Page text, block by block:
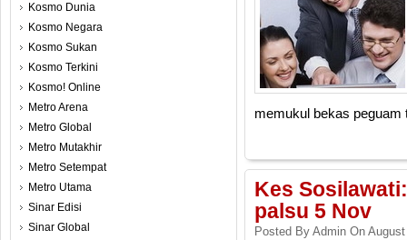
Kosmo Dunia
Kosmo Negara
Kosmo Sukan
Kosmo Terkini
Kosmo! Online
Metro Arena
Metro Global
Metro Mutakhir
Metro Setempat
Metro Utama
Sinar Edisi
Sinar Global
memukul bekas peguam
Kes
palsu 5 Nov
Posted By Admin On